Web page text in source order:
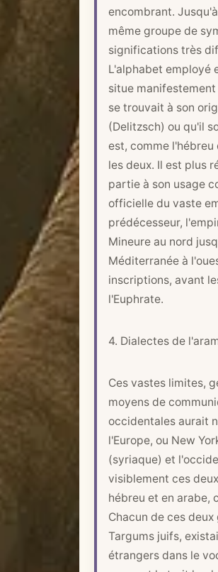
encombrant.
même groupe de
significations très
L'alphabet employé
situe
se trouvait à son
(Delitzsch) ou qu'il
est, comme
les deux. Il est plus
partie à son usage
officielle du vaste
prédécesseur,
Mineure au nord
Méditerranée à
inscriptions, avant
l'Euphrate.
4. Dialectes de
Ces vastes limites,
moyens de
occidentales aurait
l'Europe, ou New
(syriaque) et
visiblement ces
hébreu et en arabe,
Chacun de ces
Targums juifs,
étrangers dans le